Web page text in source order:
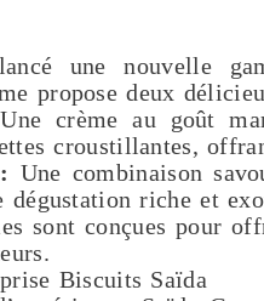
une nouvelle
propose deux
Une crème au goût
croustillantes,
Une combinaison
dégustation riche et
sont conçues pour
Biscuits Saïda